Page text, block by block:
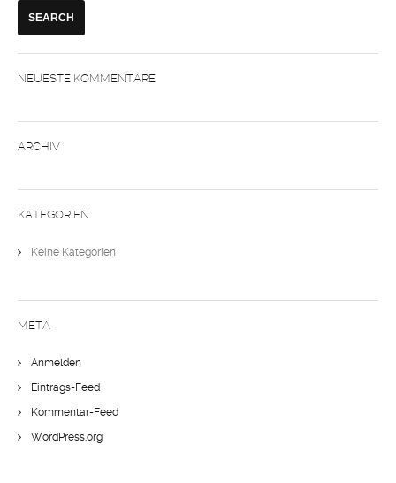
NEUESTE KOMMENTARE
ARCHIV
KATEGORIEN
Keine Kategorien
META
Anmelden
Eintrags-Feed
Kommentar-Feed
WordPress.org